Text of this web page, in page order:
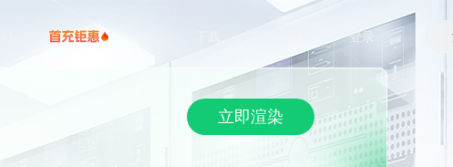
登录
立即渲染